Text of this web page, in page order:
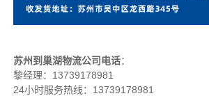
苏州到巢湖物流公司电话：
黎经理： 13739178981
24小时服务热线：13739178981